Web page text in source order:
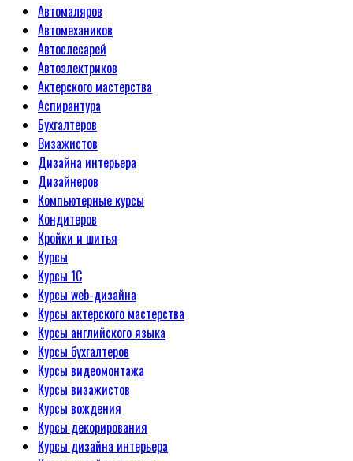
Автомаляров
Автомехаников
Автослесарей
Автоэлектриков
Актерского мастерства
Аспирантура
Бухгалтеров
Визажистов
Дизайна интерьера
Дизайнеров
Компьютерные курсы
Кондитеров
Кройки и шитья
Курсы
Курсы 1С
Курсы web-дизайна
Курсы актерского мастерства
Курсы английского языка
Курсы бухгалтеров
Курсы видеомонтажа
Курсы визажистов
Курсы вождения
Курсы декорирования
Курсы дизайна интерьера